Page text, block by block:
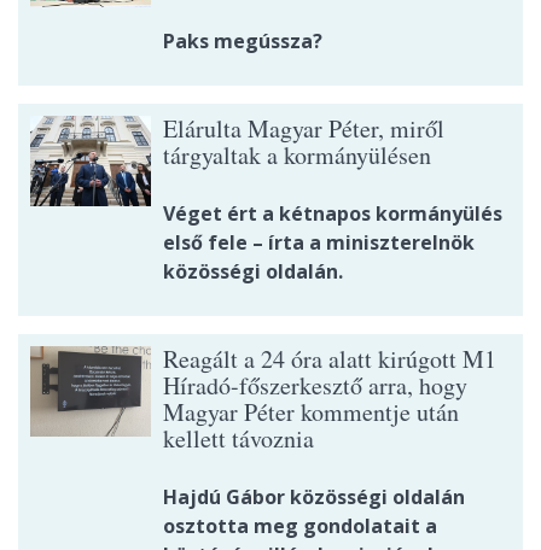
Paks megússza?
Elárulta Magyar Péter, miről
tárgyaltak a kormányülésen
Véget ért a kétnapos kormányülés
első fele – írta a miniszterelnök
közösségi oldalán.
Reagált a 24 óra alatt kirúgott M1
Híradó-főszerkesztő arra, hogy
Magyar Péter kommentje után
kellett távoznia
Hajdú Gábor közösségi oldalán
osztotta meg gondolatait a